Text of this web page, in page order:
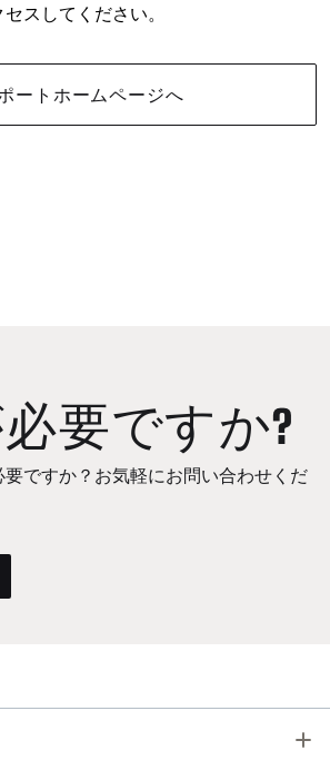
スしてください。
ートホームページへ
要ですか?
要ですか？お気軽にお問い合わせくだ